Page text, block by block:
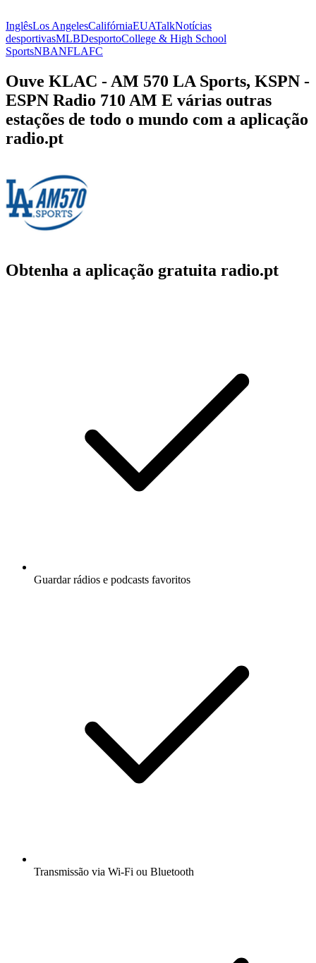
InglêsLos AngelesCalifórniaEUATalkNotícias
desportivasMLBDesportoCollege & High School
SportsNBANFLAFC
Ouve KLAC - AM 570 LA Sports, KSPN -
ESPN Radio 710 AM E várias outras
estações de todo o mundo com a aplicação
radio.pt
Obtenha a aplicação gratuita radio.pt
Guardar rádios e podcasts favoritos
Transmissão via Wi-Fi ou Bluetooth